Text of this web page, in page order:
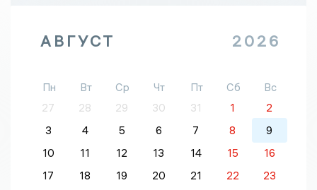
АВГУСТ 2026
Пн Вт Ср Чт Пт Сб
Вс
27
28 29 30 31 1
2
3
4 5 6 7 8
9
10
11 12 13 14 15
16
17
18 19 20 21 22
23